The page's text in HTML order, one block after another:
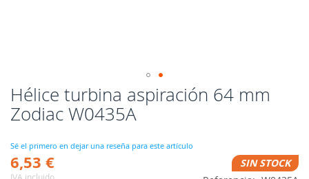
Hélice turbina aspiración 64 mm
Zodiac W0435A
Sé el primero en dejar una reseña para este artículo
6,53 €
SIN STOCK
Saltar
al
comienzo
la
galería
de